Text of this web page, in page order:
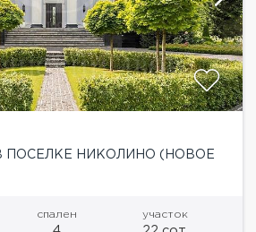
ПОСЕЛКЕ НИКОЛИНО (НОВОЕ
спален участок